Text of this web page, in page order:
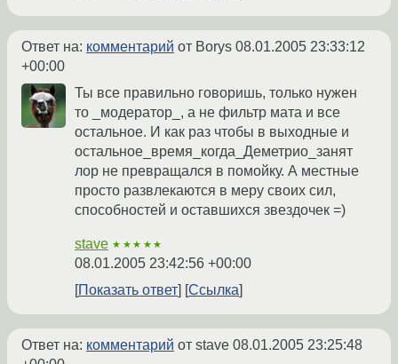
Ответ на: комментарий от Borys 08.01.2005 23:33:12
+00:00
Ты все правильно говоришь, только нужен
то _модератор_, а не фильтр мата и все
остальное. И как раз чтобы в выходные и
остальное_время_когда_Деметрио_занят
лор не превращался в помойку. А местные
просто развлекаются в меру своих сил,
способностей и оставшихся звездочек =)
stave ★★★★★
08.01.2005 23:42:56 +00:00
Показать ответ
Ссылка
Ответ на: комментарий от stave 08.01.2005 23:25:48